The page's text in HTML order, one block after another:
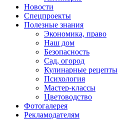
Новости
Спецпроекты
Полезные знания
Экономика, право
Наш дом
Безопасность
Сад, огород
Кулинарные рецепты
Психология
Мастер-классы
Цветоводство
Фотогалерея
Рекламодателям